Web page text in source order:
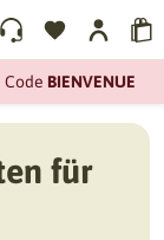
BIENVENUE
für